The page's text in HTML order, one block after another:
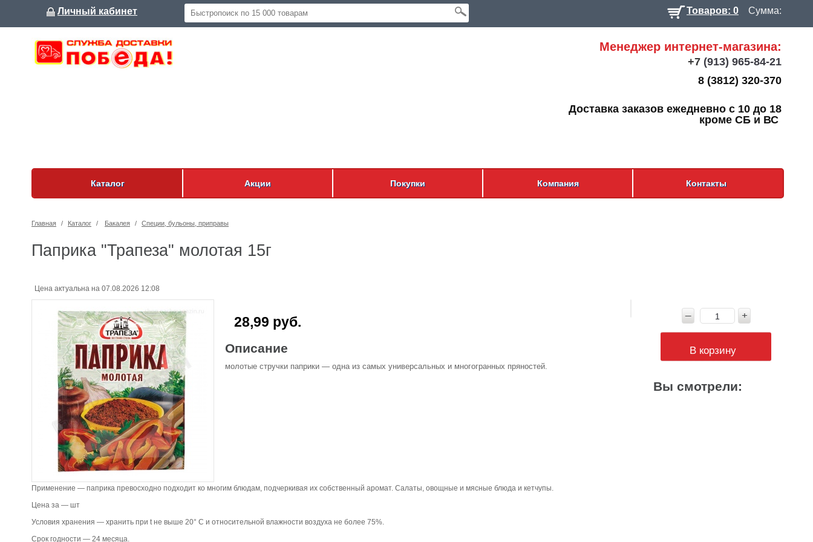
Личный кабинет Товаров: 0 Сумма:
Менеджер интернет-магазина:
+7 (913) 965-84-21
8 (3812) 320-370
Доставка заказов ежедневно с 10 до 18
кроме СБ и ВС
Каталог Акции Покупки Компания Контакты
Главная / Каталог / Бакалея / Специи, бульоны, приправы
Паприка "Трапеза" молотая 15г
Цена актуальна на 07.08.2026 12:08
28,99 руб.
Описание
молотые стручки паприки — одна из самых универсальных и многогранных пряностей.
В корзину
Вы смотрели:
Применение — паприка превосходно подходит ко многим блюдам, подчеркивая их собственный аромат. Салаты, овощные и мясные блюда и кетчупы.
Цена за — шт
Условия хранения — хранить при t не выше 20° C и относительной влажности воздуха не более 75%.
Срок годности — 24 месяца.